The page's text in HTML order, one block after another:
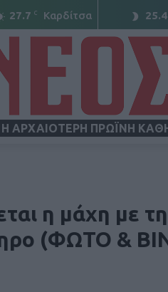
27.7 C Καρδίτσα 25.4
Η ΑΡΧΑΙΟΤΕΡΗ ΠΡΩΪΝΗ
η μάχη με
(ΦΩΤΟ &